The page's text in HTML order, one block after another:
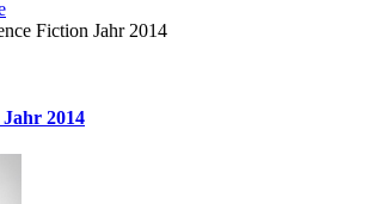
Fiction Jahr 2014
Jahr 2014